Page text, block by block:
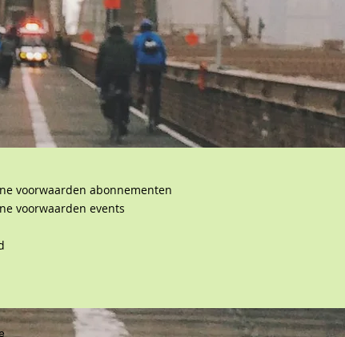
voorwaarden abonnementen
voorwaarden events